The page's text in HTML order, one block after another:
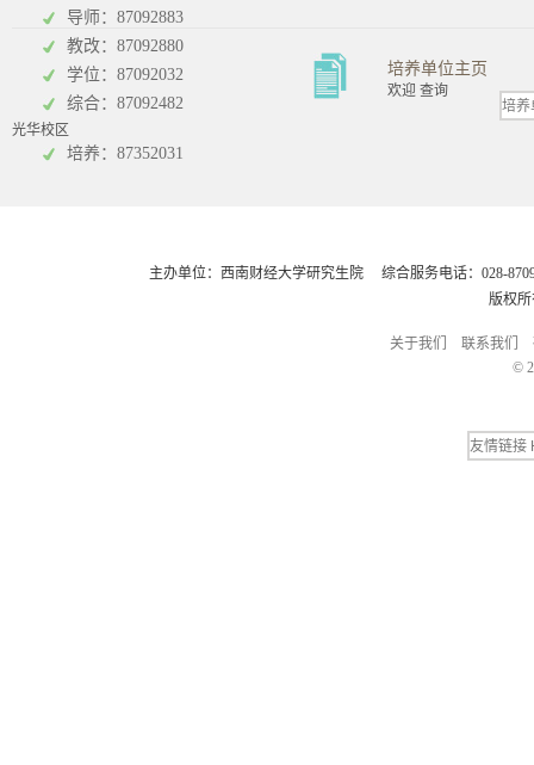
导师：87092883
教改：87092880
学位：87092032
综合：87092482
光华校区
培养：87352031
培养单位主页
欢迎 查询
主办单位：西南财经大学研究生院 综合服务电话：028-
版权
关于我们 联系我们
©